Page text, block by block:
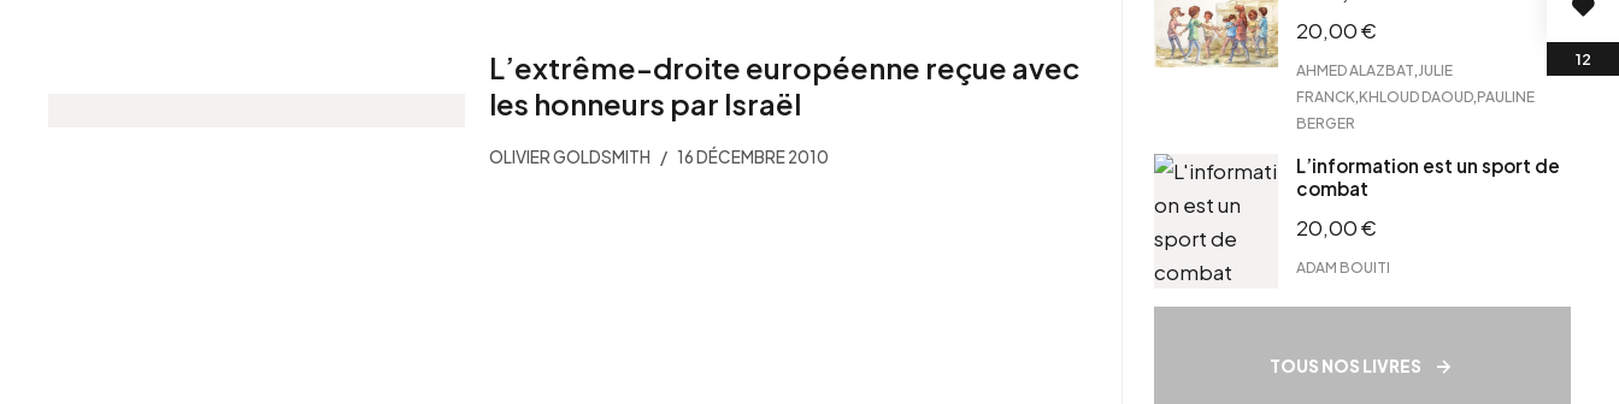
L’extrême-droite européenne reçue avec
les honneurs par Israël
OLIVIER GOLDSMITH 16 DÉCEMBRE 2010
20,00€
AHMED ALAZBAT JULIE
FRANCK KHLOUD DAOUD PAULINE
BERGER
L’information est un sport de
combat
20,00€
ADAM BOUITI
TOUS NOS LIVRES